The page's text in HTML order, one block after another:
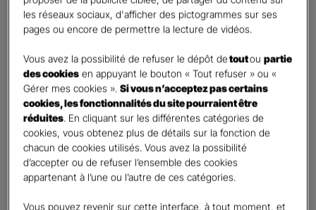
Etes-vous déjà client Gan assurances ?*
Oui
Non
Civilité*
Madame
Monsieur
Contact*
les réseaux sociaux, d'afficher des pictogrammes sur ses
pages ou encore de permettre la lecture de vidéos.
Vous avez la possibilité de refuser le dépôt detoutoupartie
des cookies en appuyant le bouton « Tout refuser » ou «
Gérer mes cookies ».Si vous n’acceptez pas certains
cookies, les fonctionnalités du site pourraient être
réduites . En cliquant sur les différentes catégories de
cookies, vous obtenez plus de détails sur la fonction de
chacun de cookies utilisés. Vous avez la possibilité
d’accepter ou de refuser l’ensemble des cookies
appartenant à l’une ou l’autre de ces catégories.
Vous pouvez revenir sur cette interface, à tout moment, et